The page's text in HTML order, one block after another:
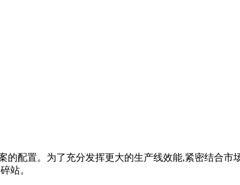
的配置。为了充分发挥更大的生产线效能,紧密结合
站。